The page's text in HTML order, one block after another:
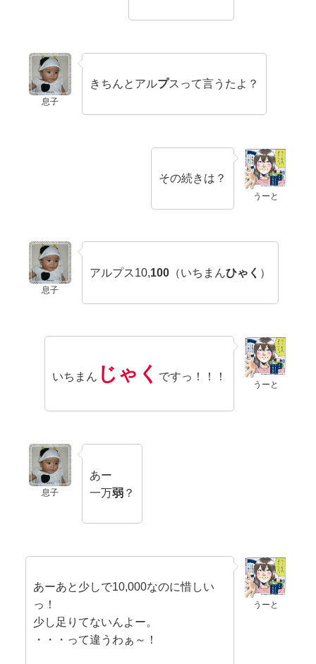
息子
きちんとアルプスって言うたよ？
うーと
その続きは？
息子
アルプス10,100 （いちまんひゃく ）
うーと
いちまん じゃく ですっ！！！
息子
あー
一万弱 ？
うーと
あーあと少しで10,000なのに惜しい
っ！
少し足りてないんよー。
・・・って違うわぁ～！